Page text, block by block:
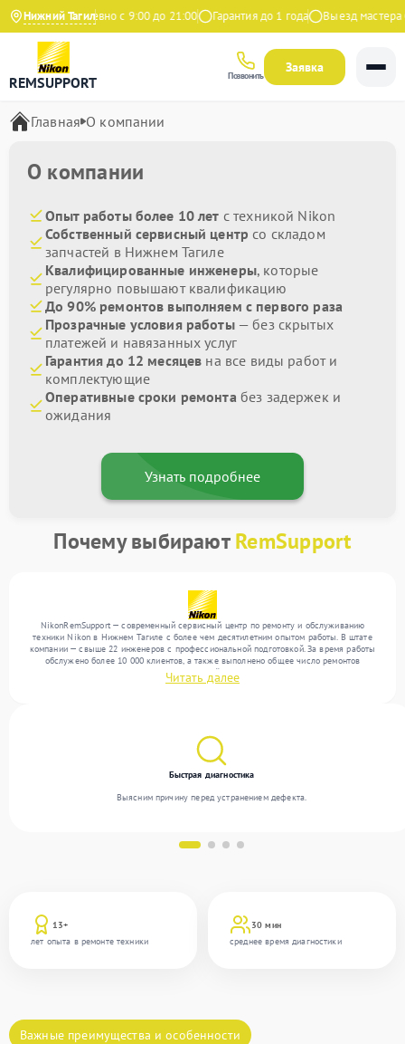
Нижний Тагил
Ежедневно с 9:00 до 21:00 Гарантия до 1 года Выезд мастера
REMSUPPORT Позвонить
Заявка
Главная О компании
О компании
Опыт работы более 10 лет с техникой Nikon
Собственный сервисный центр со складом
запчастей в Нижнем Тагиле
Квалифицированные инженеры, которые
регулярно повышают квалификацию
До 90% ремонтов выполняем с первого раза
Прозрачные условия работы— без скрытых
платежей и навязанных услуг
Гарантия до 12 месяцев на все виды работ и
комплектующие
Оперативные сроки ремонтабез задержек и
ожидания
Узнать подробнее
Почему выбираютRemSupport
NikonRemSupport — современный сервисный центр по ремонту и обслуживанию
техники Nikon в Нижнем Тагиле с более чем десятилетним опытом работы. В штате
компании — свыше 22 инженеров с профессиональной подготовкой. За время работы
обслужено более 10 000 клиентов, а также выполнено общее число ремонтов
превысило 12 000. Ежемесячно в сервисный центр поступает свыше 300 единиц
техники, включая , , . Мы беремся за задачи любой сложности и гарантируем высокое
Читать далее
13+
лет опыта в ремонте техники
30 мин
среднее время диагностики
Быстрая диагностика
Выясним причину перед устранением дефекта.
Важные преимущества и особенности